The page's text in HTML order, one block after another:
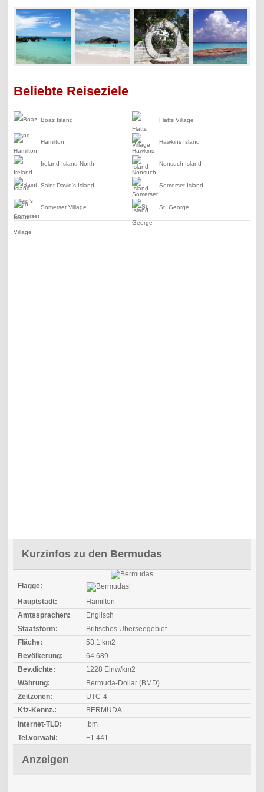
Beliebte Reiseziele
Boaz Island Flatts Village
Hamilton Hawkins Island
Ireland Island North Nonsuch Island
Saint David's Island Somerset Island
Somerset Village St. George
Kurzinfos zu den Bermudas
Flagge:
Hauptstadt:
Hamilton
Amtssprachen:
Englisch
Staatsform:
Britisches Überseegebiet
Fläche:
53,1 km2
Bevölkerung:
64.689
Bev.dichte:
1228 Einw/km2
Währung:
Bermuda-Dollar (BMD)
Zeitzonen:
UTC-4
Kfz-Kennz.:
BERMUDA
Internet-TLD:
.bm
Tel.vorwahl:
+1 441
Anzeigen